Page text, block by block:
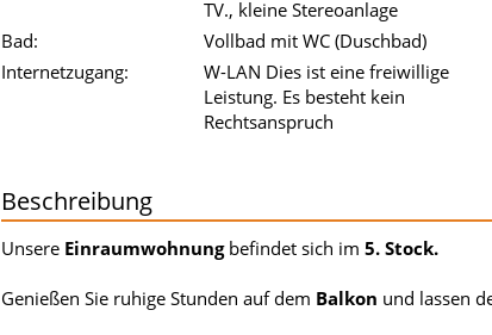
TV., kleine Stereoanlage
Bad:
Vollbad mit WC (Duschbad)
Internetzugang:
W-LAN Dies ist eine freiwillige
Leistung. Es besteht kein
Rechtsanspruch
Beschreibung
Unsere Einraumwohnung befindet sich im 5. Stock.
Genießen Sie ruhige Stunden auf dem Balkon und lassen